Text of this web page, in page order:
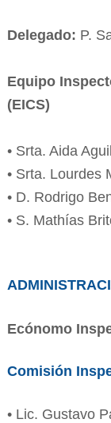
Delegado: P.
Equipo
(EICS)
• Srta. Aida
• Srta. Lourdes
• D. Rodrigo
• S. Mathías
Ecónomo
Comisión
• Lic. Gustavo